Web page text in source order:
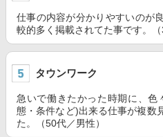
仕事の内容が分かりやすいのが
較的多く掲載されてた事です。（
タウンワーク
急いで働きたかった時期に、色
態・条件など)出来る仕事が複数
た。（50代／男性）